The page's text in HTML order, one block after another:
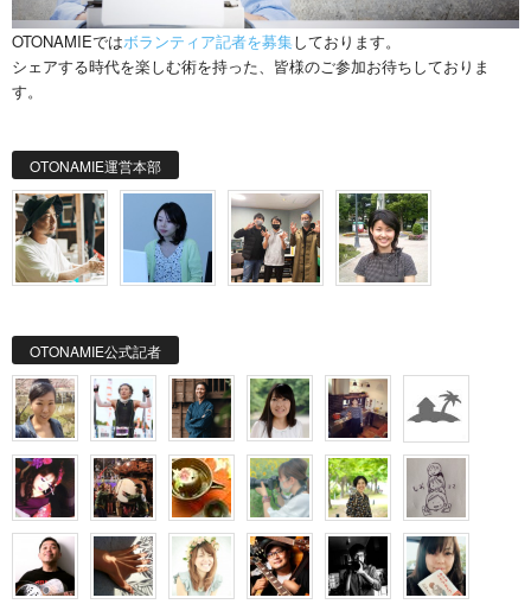
OTONAMIEではボランティア記者を募集しております。
シェアする時代を楽しむ術を持った、皆様のご参加お待ちしておりま
す。
OTONAMIE運営本部
OTONAMIE公式記者